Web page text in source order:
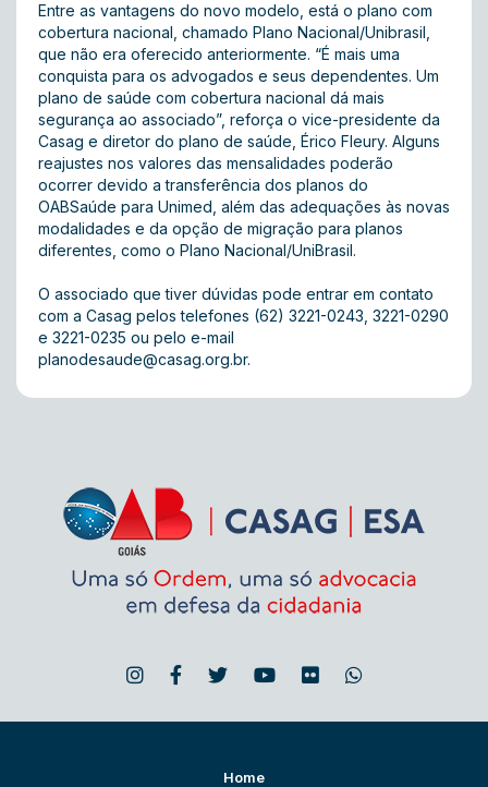
Entre as vantagens do novo modelo, está o plano com
cobertura nacional, chamado Plano Nacional/Unibrasil,
que não era oferecido anteriormente. “É mais uma
conquista para os advogados e seus dependentes. Um
plano de saúde com cobertura nacional dá mais
segurança ao associado”, reforça o vice-presidente da
Casag e diretor do plano de saúde, Érico Fleury. Alguns
reajustes nos valores das mensalidades poderão
ocorrer devido a transferência dos planos do
OABSaúde para Unimed, além das adequações às novas
modalidades e da opção de migração para planos
diferentes, como o Plano Nacional/UniBrasil.
O associado que tiver dúvidas pode entrar em contato
com a Casag pelos telefones (62) 3221-0243, 3221-0290
e 3221-0235 ou pelo e-mail
planodesaude@casag.org.br.
Home